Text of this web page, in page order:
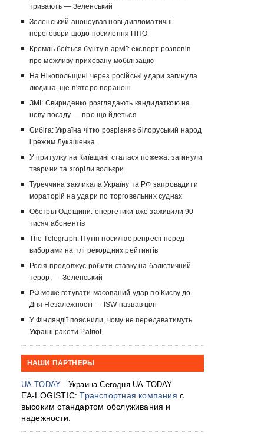
тривають — Зеленський
Зеленський анонсував нові дипломатичні
переговори щодо посилення ППО
Кремль боїться бунту в армії: експерт розповів
про можливу приховану мобілізацію
На Нікопольщині через російські удари загинула
людина, ще п'ятеро поранені
ЗМІ: Свириденко розглядають кандидаткою на
нову посаду — про що йдеться
Сибіга: Україна чітко розрізняє білоруський народ
і режим Лукашенка
У притулку на Київщині сталася пожежа: загинули
тварини та згоріли вольєри
Туреччина закликала Україну та РФ запровадити
мораторій на удари по торговельних суднах
Обстріл Одещини: енергетики вже заживили 90
тисяч абонентів
The Telegraph: Путін посилює репресії перед
виборами на тлі рекордних рейтингів
Росія продовжує робити ставку на балістичний
терор, — Зеленський
РФ може готувати масований удар по Києву до
Дня Незалежності — ISW назвав цілі
У Фінляндії пояснили, чому не передаватимуть
Україні ракети Patriot
НАШИ ПАРТНЕРЫ
UA.TODAY - Украина Сегодня UA.TODAY
EA-LOGISTIC:Транспортная компания с
высоким стандартом обслуживания и
надежности.